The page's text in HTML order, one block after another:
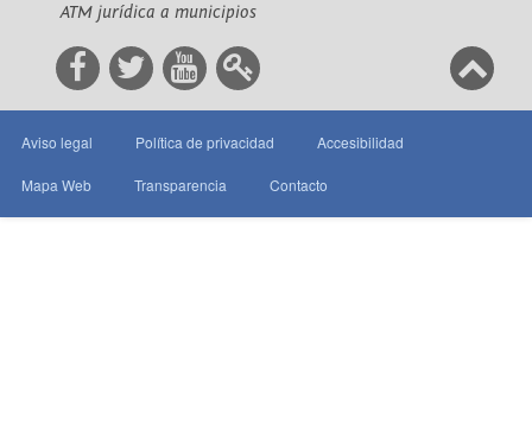
ATM jurídica a municipios
Aviso legal Política de privacidad Accesibilidad
Mapa Web Transparencia Contacto